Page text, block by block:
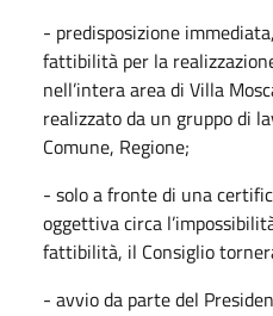
- predisposizione
fattibilità per la
nell’intera area di Villa
realizzato da un gruppo di
Comune, Regione;
- solo a fronte di una
oggettiva circa
fattibilità, il Consiglio
- avvio da parte del